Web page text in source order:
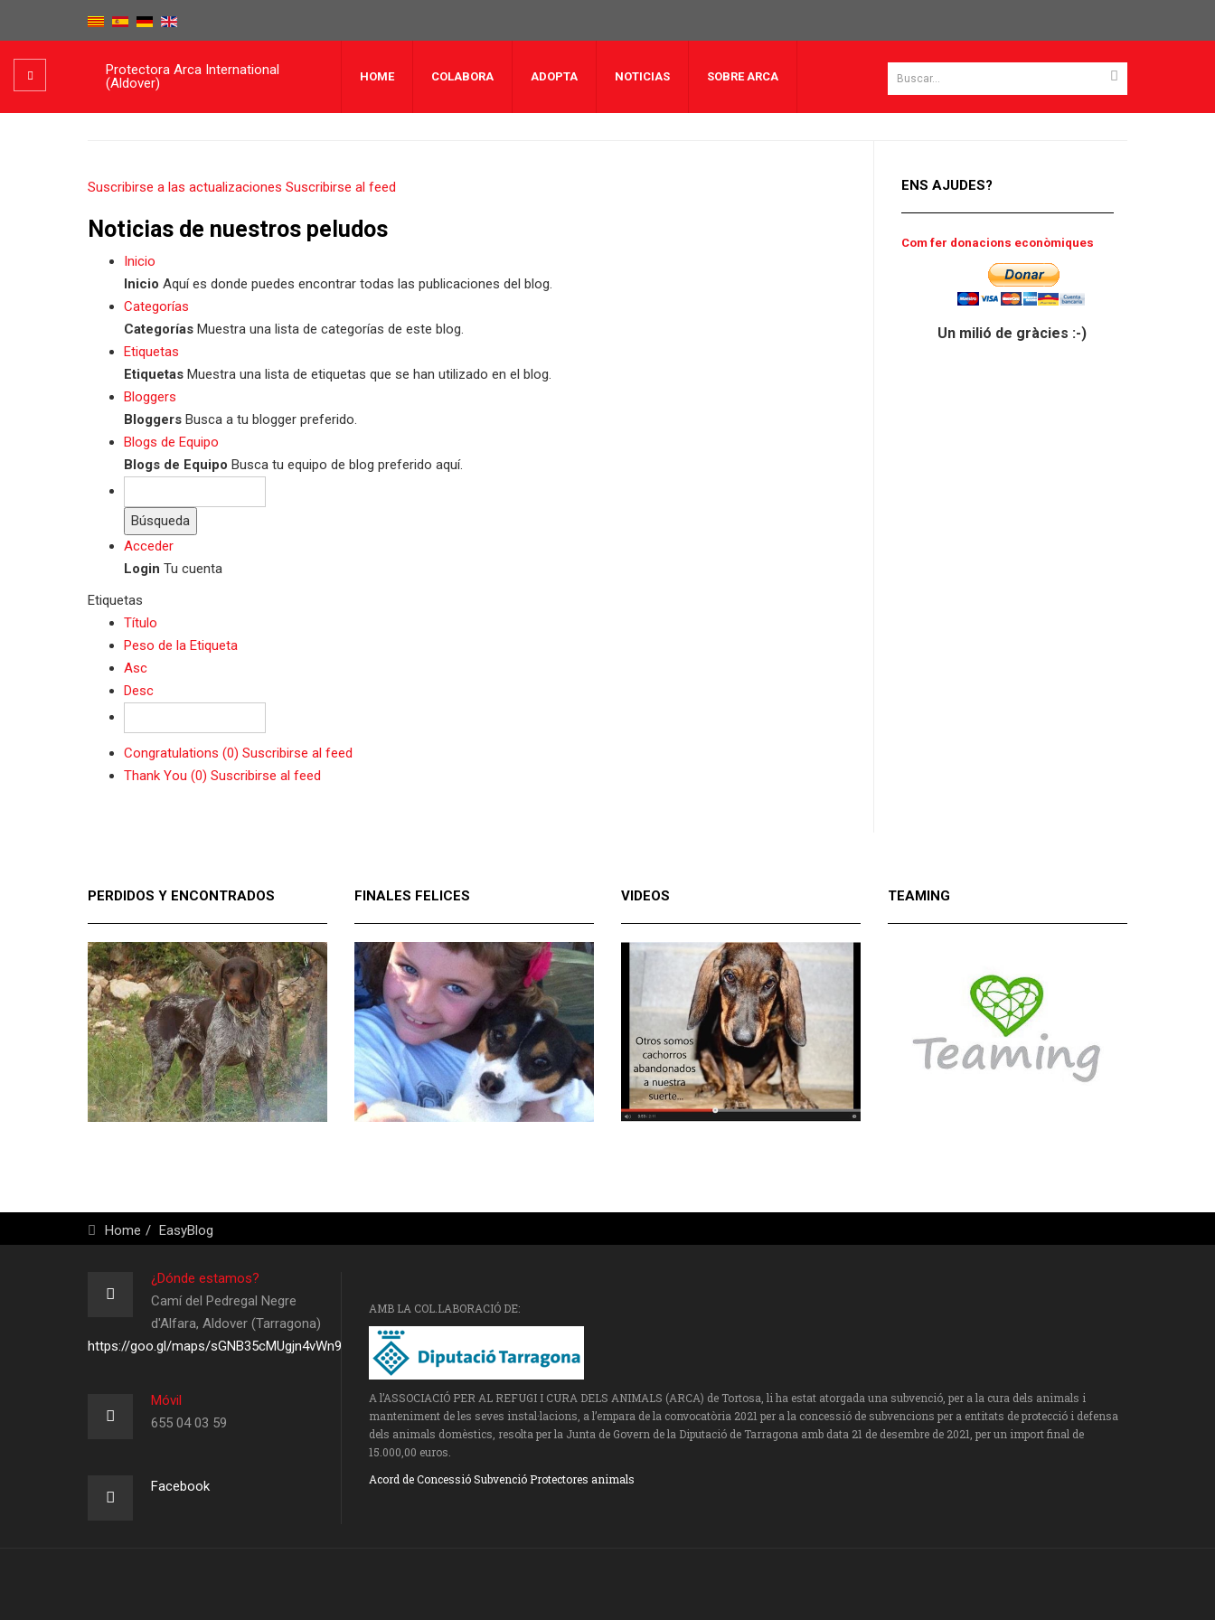
Protectora Arca International
(Aldover)
HOME COLABORA ADOPTA NOTICIAS SOBRE ARCA
Suscribirse a las actualizaciones Suscribirse al feed
Noticias de nuestros peludos
Inicio
Inicio Aquí es donde puedes encontrar todas las publicaciones del blog.
Categorías
Categorías Muestra una lista de categorías de este blog.
Etiquetas
Etiquetas Muestra una lista de etiquetas que se han utilizado en el blog.
Bloggers
Bloggers Busca a tu blogger preferido.
Blogs de Equipo
Blogs de Equipo Busca tu equipo de blog preferido aquí.
Búsqueda
Acceder
Login Tu cuenta
Etiquetas
Título
Peso de la Etiqueta
Asc
Desc
Congratulations (0) Suscribirse al feed
Thank You (0) Suscribirse al feed
ENS AJUDES?
Com fer donacions econòmiques
Un milió de gràcies :-)
PERDIDOS Y ENCONTRADOS FINALES FELICES VIDEOS TEAMING
Home EasyBlog
¿Dónde estamos?
Camí del Pedregal Negre
d'Alfara, Aldover (Tarragona)
https://goo.gl/maps/sGNB35cMUgjn4vWn9
Móvil
655 04 03 59
Facebook
AMB LA COL.LABORACIÓ DE:
A l’ASSOCIACIÓ PER AL REFUGI I CURA DELS ANIMALS (ARCA) de Tortosa, li ha estat atorgada una subvenció, per a la cura dels animals i
manteniment de les seves instal·lacions, a l’empara de la convocatòria 2021 per a la concessió de subvencions per a entitats de protecció i defensa
dels animals domèstics, resolta per la Junta de Govern de la Diputació de Tarragona amb data 21 de desembre de 2021, per un import final de
15.000,00 euros.
Acord de Concessió Subvenció Protectores animals